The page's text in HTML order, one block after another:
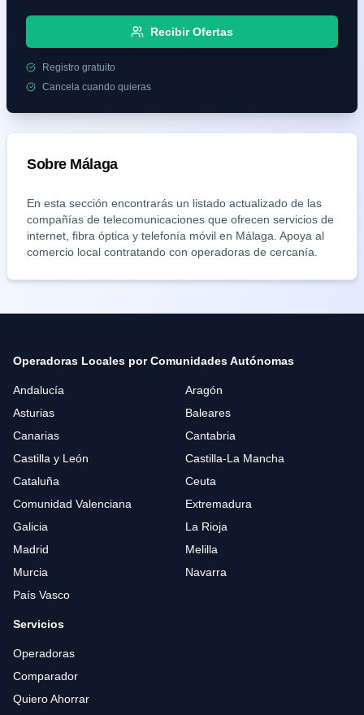
Recibir Ofertas
Registro gratuito
Cancela cuando quieras
Sobre Málaga
En esta sección encontrarás un listado actualizado de las
compañías de telecomunicaciones que ofrecen servicios de
internet, fibra óptica y telefonía móvil en Málaga . Apoya al
comercio local contratando con operadoras de cercanía.
Operadoras Locales por Comunidades Autónomas
Andalucía
Aragón
Asturias
Baleares
Canarias
Cantabria
Castilla y León
Castilla-La Mancha
Cataluña
Ceuta
Comunidad Valenciana
Extremadura
Galicia
La Rioja
Madrid
Melilla
Murcia
Navarra
País Vasco
Servicios
Operadoras
Comparador
Quiero Ahorrar